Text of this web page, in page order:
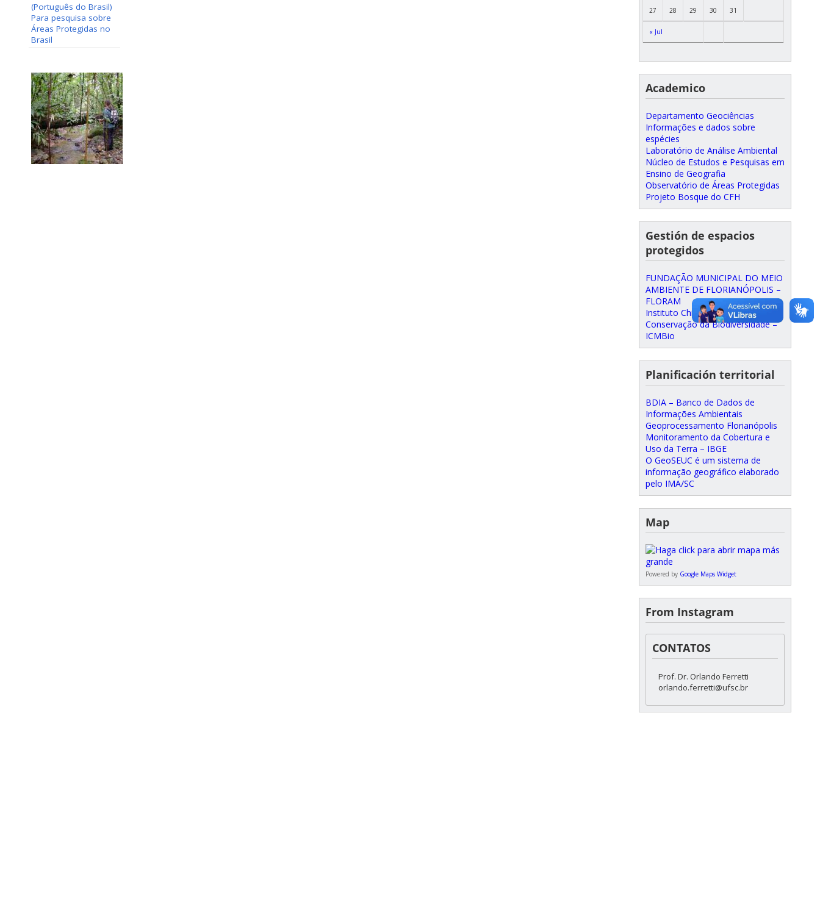
(Português do Brasil)
Para pesquisa sobre
Áreas Protegidas no
Brasil
« Jul
27 28 29 30 31
Academico
Departamento Geociências
Informações e dados sobre
espécies
Laboratório de Análise Ambiental
Núcleo de Estudos e Pesquisas em
Ensino de Geografia
Observatório de Áreas Protegidas
Projeto Bosque do CFH
Gestión de espacios
protegidos
FUNDAÇÃO MUNICIPAL DO MEIO
AMBIENTE DE FLORIANÓPOLIS –
FLORAM
Instituto Chico Mendes de
Conservação da Biodiversidade –
ICMBio
Planificación territorial
BDIA – Banco de Dados de
Informações Ambientais
Geoprocessamento Florianópolis
Monitoramento da Cobertura e
Uso da Terra – IBGE
O GeoSEUC é um sistema de
informação geográfico elaborado
pelo IMA/SC
Map
Powered by Google Maps Widget
From Instagram
CONTATOS
Prof. Dr. Orlando Ferretti
orlando.ferretti@ufsc.br